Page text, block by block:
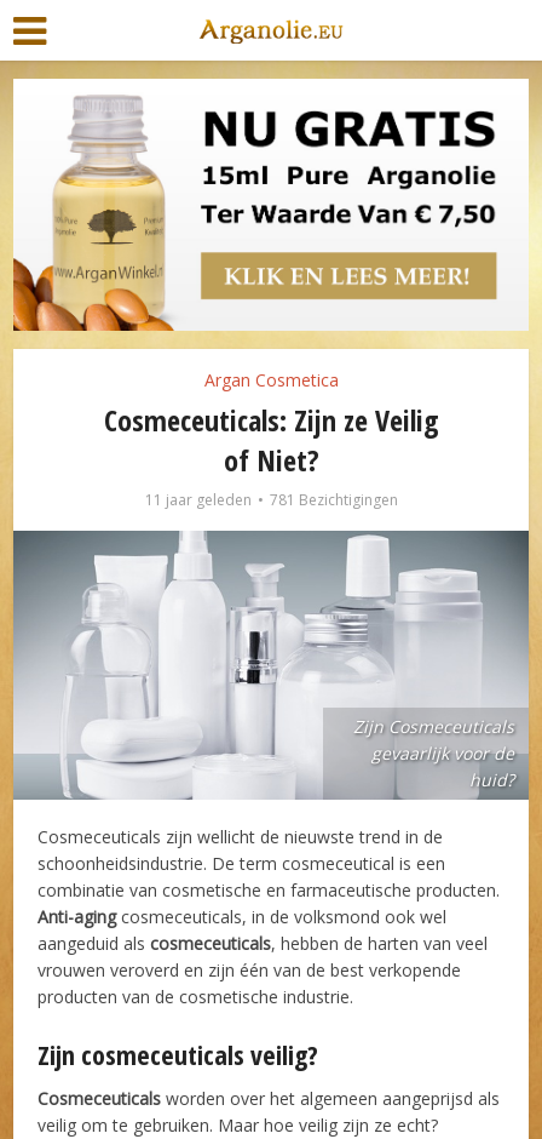
Argan Cosmetica
Cosmeceuticals: Zijn ze Veilig
of Niet?
11 jaar geleden 781 Bezichtigingen
Zijn Cosmeceuticals
gevaarlijk voor de
huid?
Cosmeceuticals zijn wellicht de nieuwste trend in de
schoonheidsindustrie. De term cosmeceutical is een
combinatie van cosmetische en farmaceutische producten.
Anti-agingcosmeceuticals, in de volksmond ook wel
aangeduid alscosmeceuticals, hebben de harten van veel
vrouwen veroverd en zijn één van de best verkopende
producten van de cosmetische industrie.
Zijn cosmeceuticals veilig?
Cosmeceuticals worden over het algemeen aangeprijsd als
veilig om te gebruiken. Maar hoe veilig zijn ze echt?